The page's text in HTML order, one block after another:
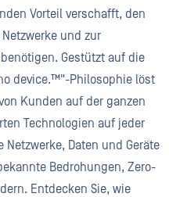
Vorteil verschafft, den
und zur
Gestützt auf die
device.™"-Philosophie löst
Kunden auf der ganzen
Technologien auf jeder
Daten und Geräte
Bedrohungen, Zero-
Entdecken Sie, wie